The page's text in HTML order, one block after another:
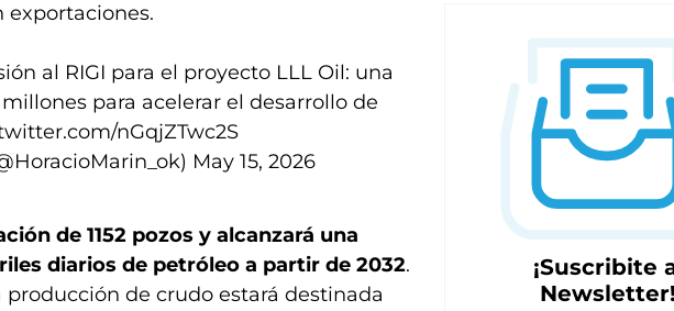
exportaciones.
al RIGI para el proyecto LLL Oil: una
para acelerar el desarrollo de
nGqjZTwc2S
May 15, 2026
de 1152 pozos y alcanzará una
diarios de petróleo a partir de 2032.
de crudo estará destinada
¡Suscribite
Newsletter!